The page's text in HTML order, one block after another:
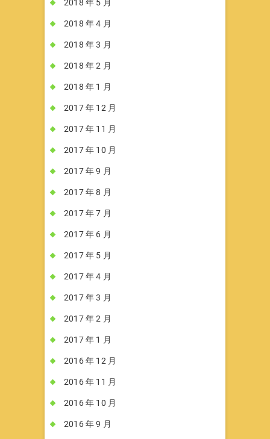
2018 年 5 月
2018 年 4 月
2018 年 3 月
2018 年 2 月
2018 年 1 月
2017 年 12 月
2017 年 11 月
2017 年 10 月
2017 年 9 月
2017 年 8 月
2017 年 7 月
2017 年 6 月
2017 年 5 月
2017 年 4 月
2017 年 3 月
2017 年 2 月
2017 年 1 月
2016 年 12 月
2016 年 11 月
2016 年 10 月
2016 年 9 月